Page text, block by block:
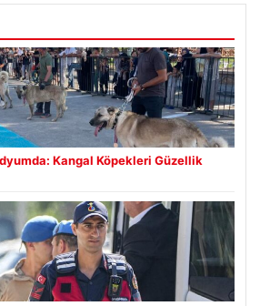
Kangal Köpekleri Güzellik